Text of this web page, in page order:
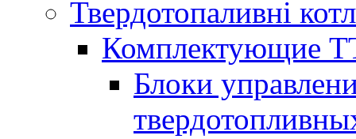
Твердотопаливні
Комплектующие
Блоки